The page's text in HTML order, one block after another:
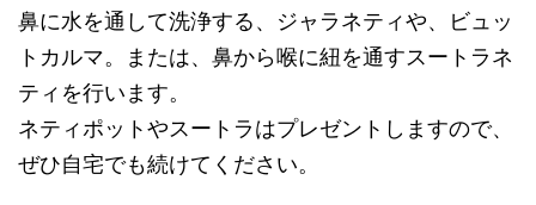
鼻に水を通して洗浄する、ジャラネティや、ビュッ
トカルマ。または、鼻から喉に紐を通すスートラネ
ティを行います。
ネティポットやスートラはプレゼントしますので、
ぜひ自宅でも続けてください。